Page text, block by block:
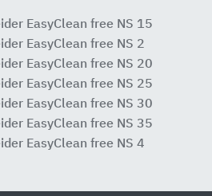
EasyClean free NS 15
EasyClean free NS 2
EasyClean free NS 20
EasyClean free NS 25
EasyClean free NS 30
EasyClean free NS 35
EasyClean free NS 4